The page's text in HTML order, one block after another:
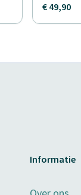
€ 49,90
Informatie